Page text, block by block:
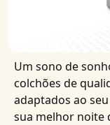
Um sono de
colchões de
adaptados ao
sua melhor noite